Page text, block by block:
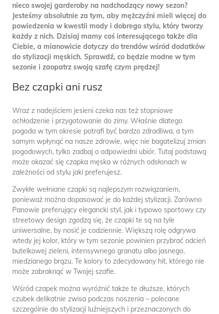
nieco swojej garderoby na nadchodzący nowy sezon?
Jesteśmy absolutnie za tym, aby mężczyźni mieli więcej do
powiedzenia w kwestii mody i dobrego stylu, który tworzy
każdy z nich. Dzisiaj mamy coś interesującego także dla
Ciebie, a mianowicie dotyczy do trendów wśród dodatków
do stylizacji męskich. Sprawdź, co będzie modne w tym
sezonie i zaopatrz swoją szafę czym prędzej!
Bez czapki ani rusz
Wraz z nadejściem jesieni czeka nas też stopniowe
ochłodzenie i przygotowanie do zimy. Właśnie dlatego
pogoda w tym okresie potrafi być bardzo zdradliwa, a tym
samym wpłynąć na nasze zdrowie, więc nie bagatelizuj zmian
pogodowych, tylko zadbaj o odpowiedni ubiór. Tutaj podstawą
może okazać się czapka męska w różnych odsłonach w
zależności od stylu jaki preferujesz.
Zwykłe wełniane czapki są najlepszym rozwiązaniem,
ponieważ można dopasować je do każdej stylizacji. Zarówno
Panowie preferujący elegancki styl, jak i typowo sportowy czy
streetowy design zgodzą się, że czapki te są na tyle
uniwersalne, by nosić je codziennie. Większą rolę odgrywa
wtedy jej kolor, który w tym sezonie powinien przybrać odcień
butelkowej zieleni, intensywnego granatu albo jasnego,
miedzianego brązu. Te kolory to zdecydowany hit, którego nie
może zabraknąć w Twojej szafie.
Wśród czapek można wyróżnić także te dłuższe, których
czubek delikatnie zwisa podczas noszenia – polecane
szczególnie do stylizacji luźniejszych i przeznaczonych do